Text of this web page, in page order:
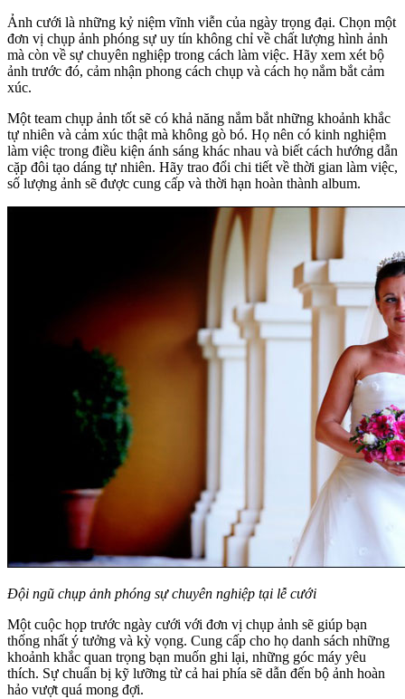
Ảnh cưới là những kỷ niệm vĩnh viễn của ngày trọng đại. Chọn một
đơn vị chụp ảnh phóng sự uy tín không chỉ về chất lượng hình ảnh
mà còn về sự chuyên nghiệp trong cách làm việc. Hãy xem xét bộ
ảnh trước đó, cảm nhận phong cách chụp và cách họ nắm bắt cảm
xúc.
Một team chụp ảnh tốt sẽ có khả năng nắm bắt những khoảnh khắc
tự nhiên và cảm xúc thật mà không gò bó. Họ nên có kinh nghiệm
làm việc trong điều kiện ánh sáng khác nhau và biết cách hướng dẫn
cặp đôi tạo dáng tự nhiên. Hãy trao đổi chi tiết về thời gian làm việc,
số lượng ảnh sẽ được cung cấp và thời hạn hoàn thành album.
Đội ngũ chụp ảnh phóng sự chuyên nghiệp tại lễ cưới
Một cuộc họp trước ngày cưới với đơn vị chụp ảnh sẽ giúp bạn
thống nhất ý tưởng và kỳ vọng. Cung cấp cho họ danh sách những
khoảnh khắc quan trọng bạn muốn ghi lại, những góc máy yêu
thích. Sự chuẩn bị kỹ lưỡng từ cả hai phía sẽ dẫn đến bộ ảnh hoàn
hảo vượt quá mong đợi.